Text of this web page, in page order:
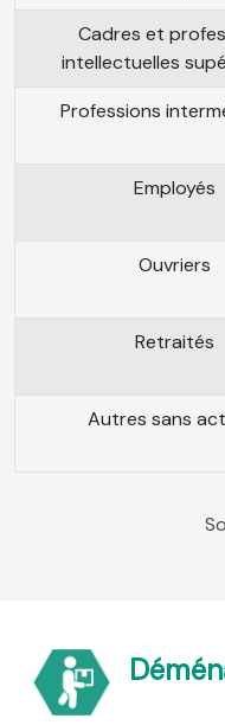
Cadres et
intellectuelles
Professions
Employés
Ouvriers
Retraités
Autres sans